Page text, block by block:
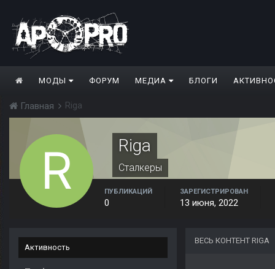
МОДЫ ФОРУМ МЕДИА БЛОГИ
Главная Riga
Riga
Сталкеры
ПУБЛИКАЦИЙ
0
ЗАРЕГИСТРИРОВАН
13 июня, 2022
Активность
ВЕСЬ КОНТЕНТ RIGA